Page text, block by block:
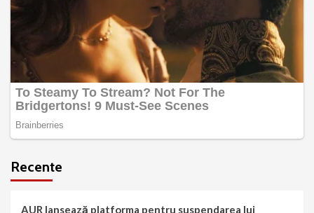
Recente
AUR lansează platforma pentru suspendarea lui